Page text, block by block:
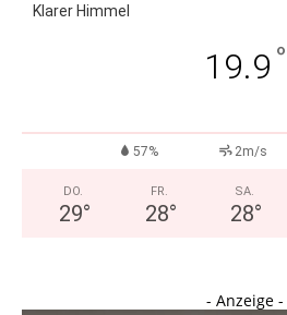
Klarer Himmel
19.9 °
57% 2m/s
DO.
29°
FR.
28°
SA.
28°
- Anzeige -